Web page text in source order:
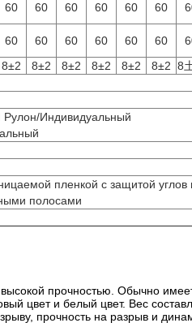
60 60 60 60 60 60
60 60 60 60 60 60
8±2 8±2 8±2 8±2 8±2 8±2 8
Индивидуальный
пленкой с защитой углов
полосами
высокой прочностью. Обычно
цвет и белый цвет. Вес
прочность на разрыв и